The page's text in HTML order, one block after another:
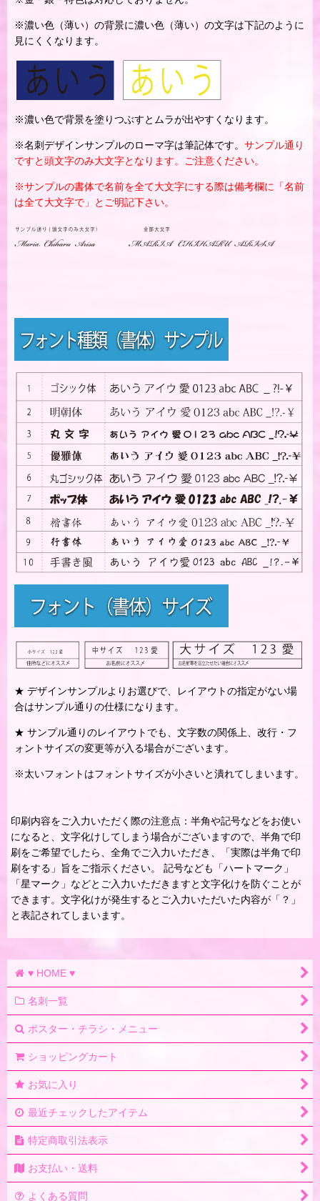
※濃い色（薄い）の背景に濃い色（薄い）の文字は下記のように
見にくくなります。
※濃い色で背景を塗りつぶすとムラが出やすくなります。
※名刺デザインサンプルのローマ字は筆記体です。 サンプル通り
ですと頭文字のみ大文字となります。ご注意ください。
※サンプルの書体で名前を全て大文字にする際は備考欄に「名前
は全て大文字で」とご明記下さい。
★ デザインサンプルよりお選びで、レイアウトの指定がない場
合はサンプル通りの仕様になります。
★ サンプル通りのレイアウトでも、文字数の関係上、改行・フ
ォントサイズの変更等が入る場合がございます。
※太いフォントはフォントサイズが小さいと潰れてしまいます。
印刷内容をご入力いただく際の注意点：半角や記号などをお使い
になると、文字化けしてしまう場合がございますので、半角で印
刷をご希望でしたら、全角でご入力いただき、「実際は半角で印
刷をする」旨をご指示ください。 記号なども「ハートマーク」
「星マーク」などとご入力いただきますと文字化けを防ぐことが
できます。文字化けが発生するとご入力いただいた内容が「？」
と表記されてしまいます。
♥ HOME ♥
名刺一覧
ポスター・チラシ・メニュー
ショッピングカート
お気に入り
最近チェックしたアイテム
特定商取引法表示
お支払い・送料
よくある質問